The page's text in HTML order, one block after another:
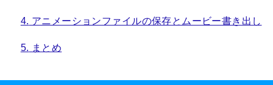
4. アニメーションファイルの保存とムービー書き出し
5. まとめ